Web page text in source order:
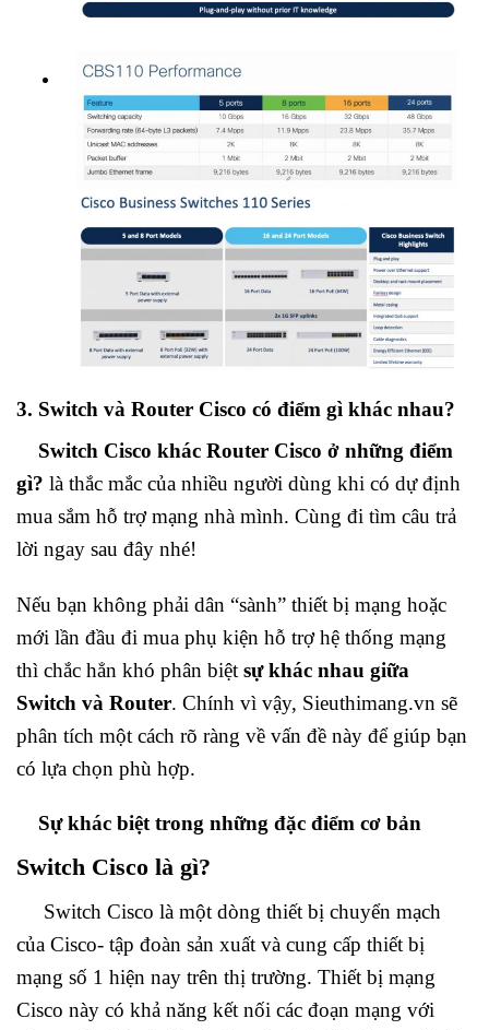
3. Switch và Router Cisco có điểm gì khác nhau?
Switch Cisco khác Router Cisco ở những điểm
gì? là thắc mắc của nhiều người dùng khi có dự định
mua sắm hỗ trợ mạng nhà mình. Cùng đi tìm câu trả
lời ngay sau đây nhé!
Nếu bạn không phải dân “sành” thiết bị mạng hoặc
mới lần đầu đi mua phụ kiện hỗ trợ hệ thống mạng
thì chắc hẳn khó phân biệt sự khác nhau giữa
Switch và Router. Chính vì vậy, Sieuthimang.vn sẽ
phân tích một cách rõ ràng về vấn đề này để giúp bạn
có lựa chọn phù hợp.
Sự khác biệt trong những đặc điểm cơ bản
Switch Cisco là gì?
Switch Cisco là một dòng thiết bị chuyển mạch
của Cisco- tập đoàn sản xuất và cung cấp thiết bị
mạng số 1 hiện nay trên thị trường. Thiết bị mạng
Cisco này có khả năng kết nối các đoạn mạng với